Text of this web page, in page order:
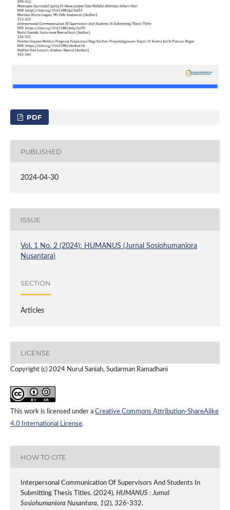
PDF
PUBLISHED
2024-04-30
ISSUE
Vol. 1 No. 2 (2024): HUMANUS (Jurnal Sosiohumaniora
Nusantara)
SECTION
Articles
LICENSE
Copyright (c) 2024 Nurul Saniah, Sudarman Ramadhani
This work is licensed under a Creative Commons Attribution-ShareAlike
4.0 International License.
HOW TO CITE
Interpersonal Communication Of Supervisors And Students In
Submitting Thesis Titles. (2024). HUMANUS : Jurnal
Sosiohumaniora Nusantara, 1(2), 326-332.